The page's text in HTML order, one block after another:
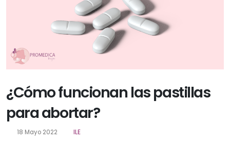
¿Cómo funcionan las pastillas
para abortar?
18 Mayo 2022 ILE